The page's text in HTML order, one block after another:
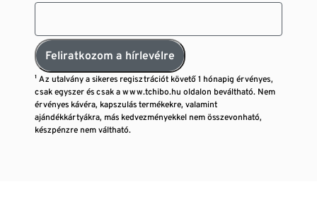
Feliratkozom a hírlevélre
¹ Az utalvány a sikeres regisztrációt követő 1 hónapig érvényes,
csak egyszer és csak a www.tchibo.hu oldalon beváltható. Nem
érvényes kávéra, kapszulás termékekre, valamint
ajándékkártyákra, más kedvezményekkel nem összevonható,
készpénzre nem váltható.